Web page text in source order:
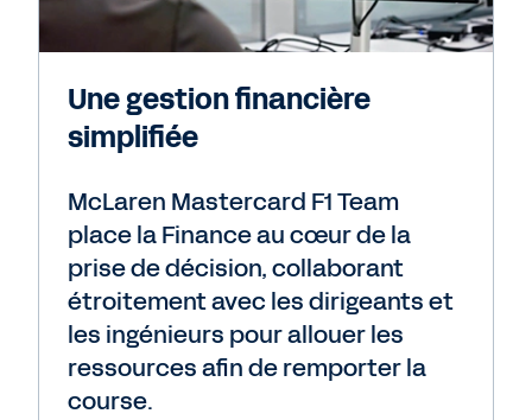
Une gestion financière
simplifiée
McLaren Mastercard F1 Team
place la Finance au cœur de la
prise de décision, collaborant
étroitement avec les dirigeants et
les ingénieurs pour allouer les
ressources afin de remporter la
course.